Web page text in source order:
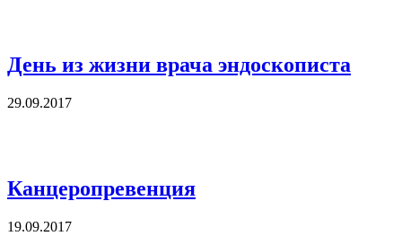
День из жизни врача эндоскописта
29.09.2017
Канцеропревенция
19.09.2017